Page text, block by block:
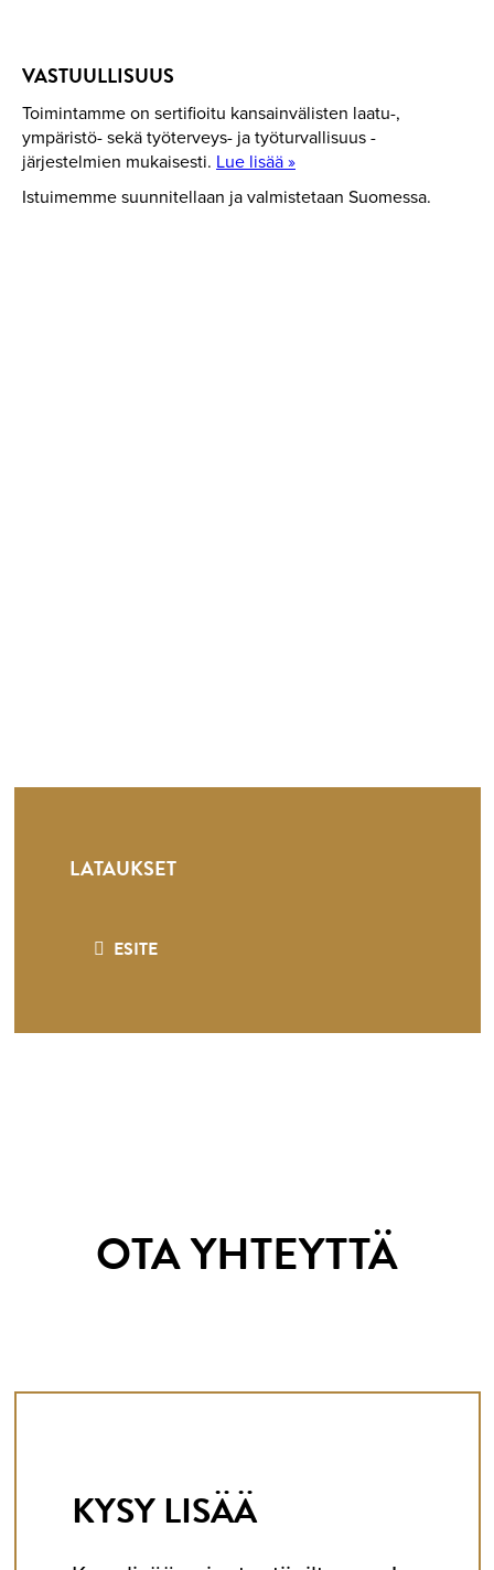
VASTUULLISUUS
Toimintamme on sertifioitu kansainvälisten laatu-,
ympäristö- sekä työterveys- ja työturvallisuus -
järjestelmien mukaisesti. Lue lisää »
Istuimemme suunnitellaan ja valmistetaan Suomessa.
LATAUKSET
ESITE
OTA YHTEYTTÄ
KYSY LISÄÄ